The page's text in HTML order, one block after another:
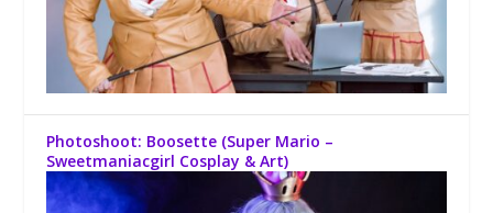
Photoshoot: Boosette (Super Mario –
Sweetmaniacgirl Cosplay & Art)